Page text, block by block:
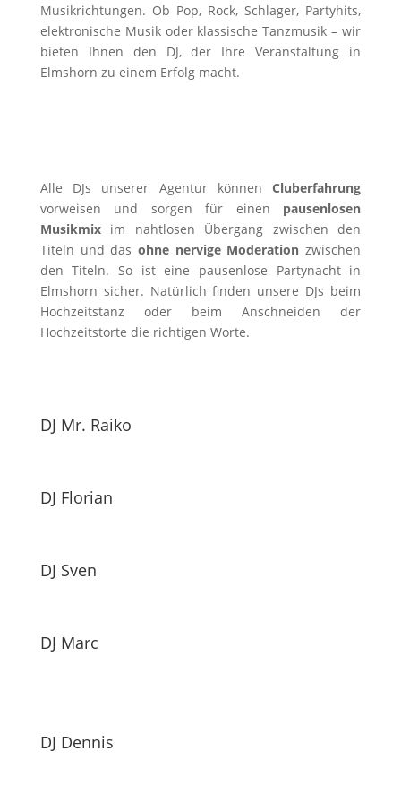
Musikrichtungen. Ob Pop, Rock, Schlager, Partyhits,
elektronische Musik oder klassische Tanzmusik – wir
bieten Ihnen den DJ, der Ihre Veranstaltung in
Elmshorn zu einem Erfolg macht.
Alle DJs unserer Agentur könnenCluberfahrung
vorweisen und sorgen für einen pausenlosen
Musikmixim nahtlosen Übergang zwischen den
Titeln und das ohne nervige Moderation zwischen
den Titeln. So ist eine pausenlose Partynacht in
Elmshorn sicher. Natürlich finden unsere DJs beim
Hochzeitstanz oder beim Anschneiden der
Hochzeitstorte die richtigen Worte.
DJ Mr. Raiko
DJ Florian
DJ Sven
DJ Marc
DJ Dennis